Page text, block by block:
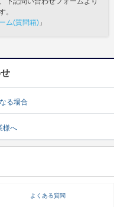
。
ム(質問箱) 」
る場合
様へ
よくある質問